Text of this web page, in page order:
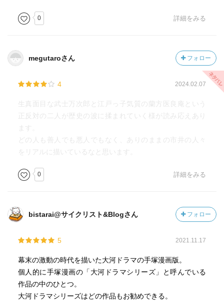
0 詳細をみる
megutaroさん フォロー
4 2024.02.07
生真面目な武士万次郎と江戸っ子気質の蘭方医良庵という
正反対の二人が歴史の波に揉まれていく様が読み応えあり
ます。
どの人も善人でも悪人でもなく、ありのままの市井の人々
をリアルに描いているなと思います。
0 詳細をみる
bistarai@サイクリスト&Blogさん フォロー
5 2021.11.17
幕末の激動の時代を描いた大河ドラマの手塚漫画版。
個人的に手塚漫画の「大河ドラマシリーズ」と呼んでいる
作品の中のひとつ。
大河ドラマシリーズはどの作品もお勧めできる。